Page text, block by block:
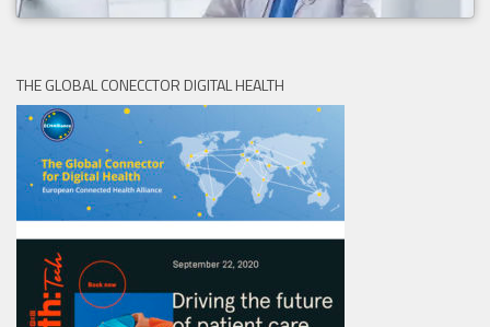
THE GLOBAL CONECCTOR DIGITAL HEALTH